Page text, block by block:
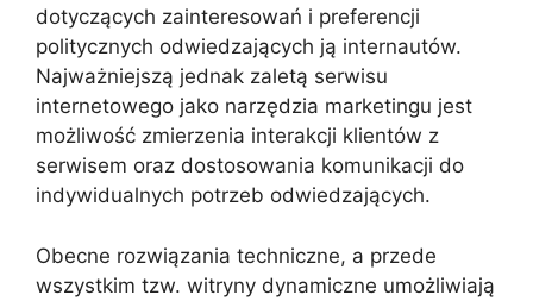
dotyczących zainteresowań i preferencji
politycznych odwiedzających ją internautów.
Najważniejszą jednak zaletą serwisu
internetowego jako narzędzia marketingu jest
możliwość zmierzenia interakcji klientów z
serwisem oraz dostosowania komunikacji do
indywidualnych potrzeb odwiedzających.
Obecne rozwiązania techniczne, a przede
wszystkim tzw. witryny dynamiczne umożliwiają